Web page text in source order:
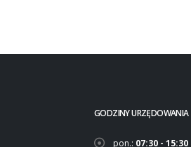
GODZINY URZĘDOWANIA
pon.: 07:30 - 15:30